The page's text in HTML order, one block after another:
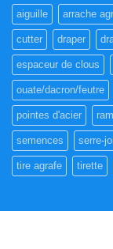
aiguille arrache
cutter draper
espaceur de clous
ouate/dacron/feutre
pointes d'acier
semences serre-
tire agrafe tirette